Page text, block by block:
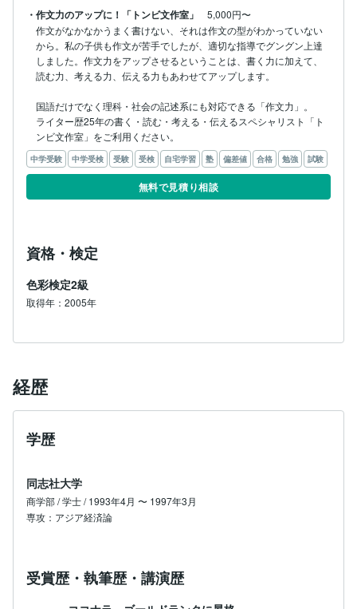
・作文力のアップに！「トンビ文作室」
5,000円〜
作文がなかなかうまく書けない、それは作文の型がわかっていない
から。私の子供も作文が苦手でしたが、適切な指導でグングン上達
しました。作文力をアップさせるということは、書く力に加えて、
読む力、考える力、伝える力もあわせてアップします。
国語だけでなく理科・社会の記述系にも対応できる「作文力」。
ライター歴25年の書く・読む・考える・伝えるスペシャリスト「ト
中学受験 中学受検 受験 受検 自宅学習 塾 偏差値 合格 勉強 試験
無料で見積り相談
資格・検定
色彩検定2級
取得年：2005年
経歴
学歴
同志社大学
商学部 / 学士 / 1993年4月 〜 1997年3月
専攻：アジア経済論
受賞歴・執筆歴・講演歴